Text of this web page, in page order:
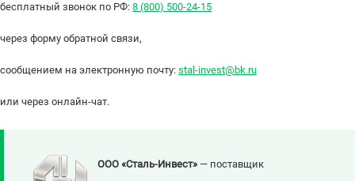
бесплатный звонок по РФ: 8 (800) 500-24-15
через форму обратной связи,
сообщением на электронную почту: stal-invest@bk.ru
или через онлайн-чат.
ООО «Сталь-Инвест» — поставщик